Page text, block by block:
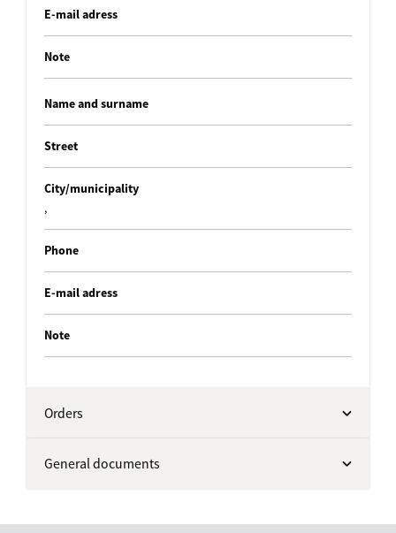
E-mail adress
Note
Name and surname
Street
City/municipality
,
Phone
E-mail adress
Note
Orders
General documents